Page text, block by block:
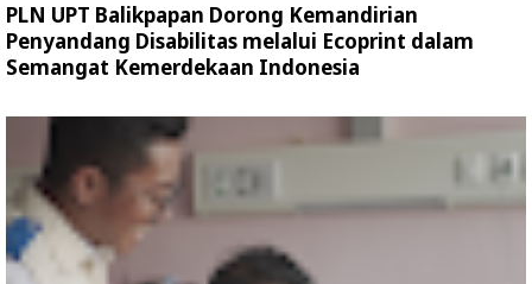
PLN UPT Balikpapan Dorong Kemandirian
Penyandang Disabilitas melalui Ecoprint dalam
Semangat Kemerdekaan Indonesia